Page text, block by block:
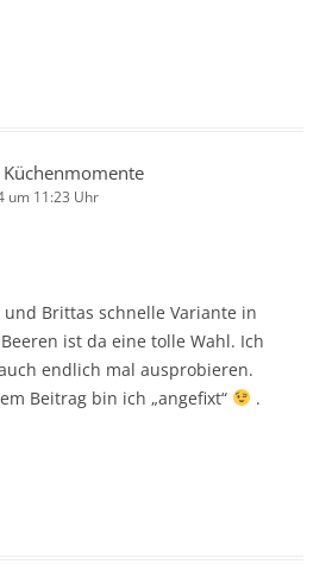
um 11:23 Uhr
Brittas schnelle Variante in
ist da eine tolle Wahl. Ich
endlich mal ausprobieren.
Beitrag bin ich „angefixt“
.